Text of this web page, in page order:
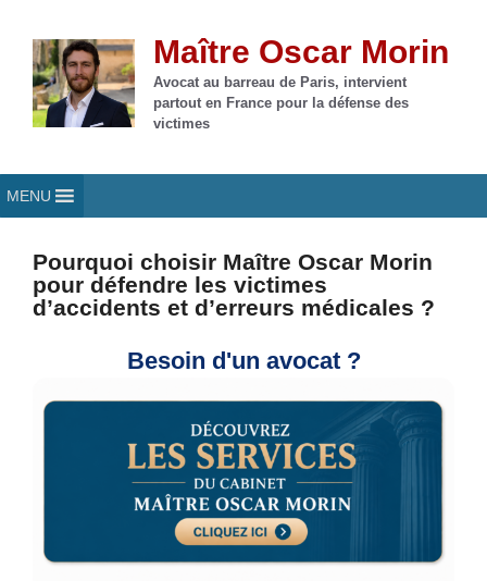
contenu
Maître Oscar Morin
Avocat au barreau de Paris, intervient
partout en France pour la défense des
victimes
MENU
Pourquoi choisir Maître Oscar Morin
pour défendre les victimes
d’accidents et d’erreurs médicales ?
Besoin d'un avocat ?